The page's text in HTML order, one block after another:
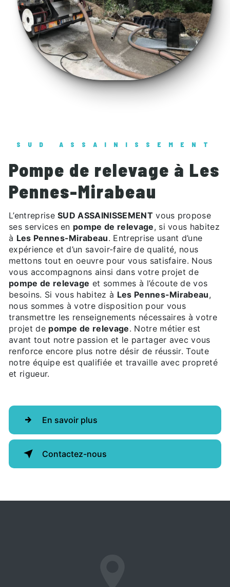
SUD ASSAINISSEMENT
pompe de relevage à Les
Pennes-Mirabeau
L’entrepriseSUD ASSAINISSEMENTvous propose
ses services en pompe de relevage, si vous habitez
à Les Pennes-Mirabeau. Entreprise usant d’une
expérience et d’un savoir-faire de qualité, nous
mettons tout en oeuvre pour vous satisfaire. Nous
vous accompagnons ainsi dans votre projet de
pompe de relevage et sommes à l’écoute de vos
besoins. Si vous habitez à Les Pennes-Mirabeau,
nous sommes à votre disposition pour vous
transmettre les renseignements nécessaires à votre
projet de pompe de relevage. Notre métier est
avant tout notre passion et le partager avec vous
renforce encore plus notre désir de réussir. Toute
notre équipe est qualifiée et travaille avec propreté
et rigueur.
En savoir plus
Contactez-nous